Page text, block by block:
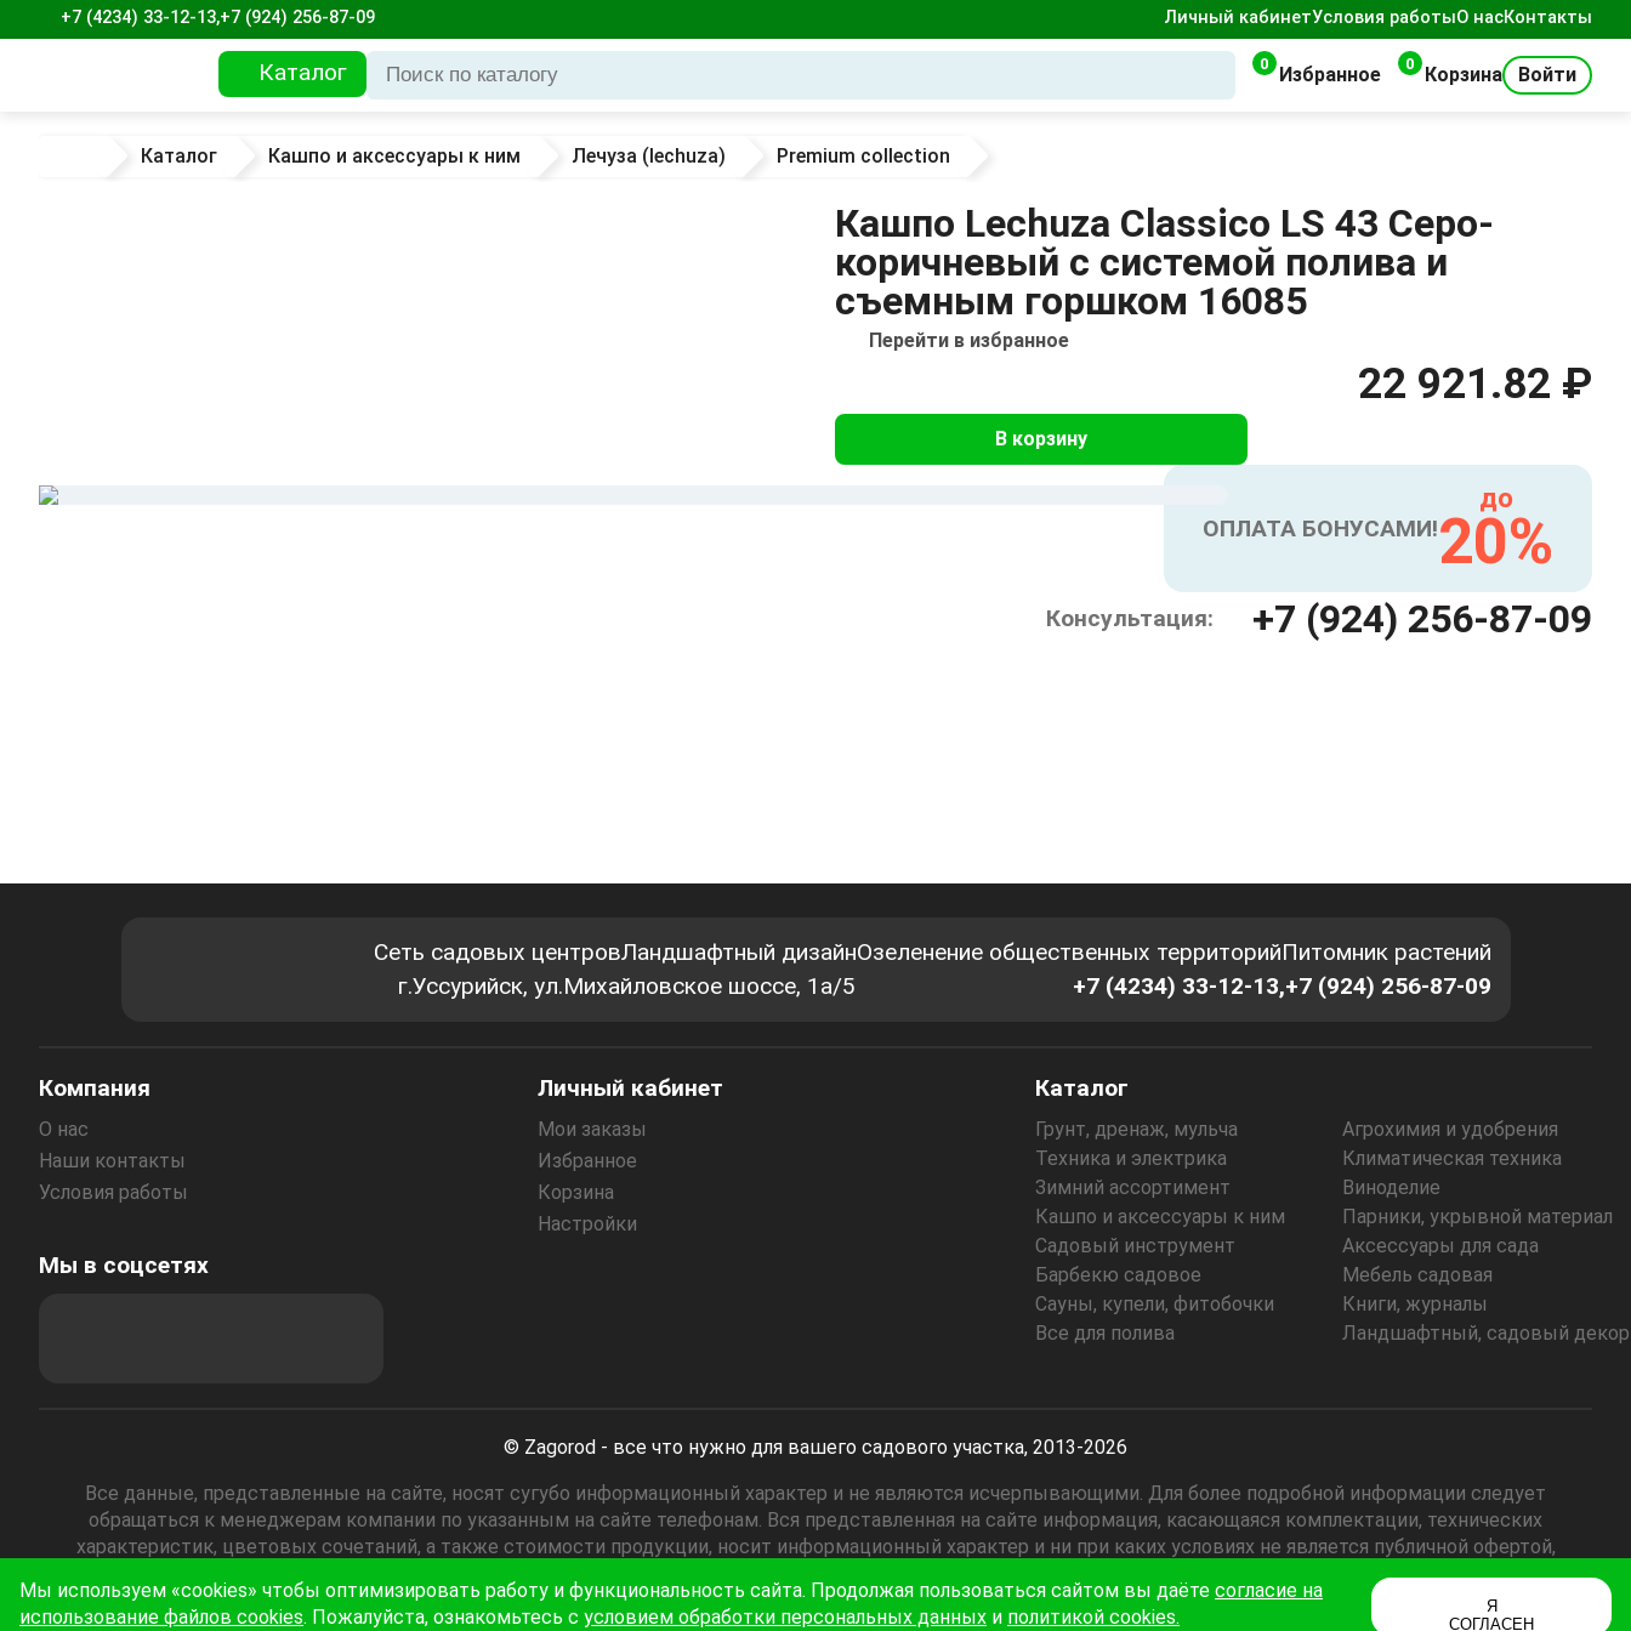
+7 (4234) 33-12-13,+7 (924) 256-87-09 Личный кабинетУсловия работыО насКонтакты
Каталог 0 Избранное 0 Корзина Войти
Каталог Кашпо и аксессуары к ним Лечуза (lechuza) Premium collection
Кашпо Lechuza Classico LS 43 Серо-
коричневый с системой полива и
съемным горшком 16085
Перейти в избранное
22 921.82 ₽
В корзину
ОПЛАТА БОНУСАМИ!
до
20%
Консультация: +7 (924) 256-87-09
Сеть садовых центровЛандшафтный дизайнОзеленение общественных территорийПитомник растений
г.Уссурийск, ул.Михайловское шоссе, 1а/5
+7 (4234) 33-12-13,+7 (924) 256-87-09
Компания
О нас
Наши контакты
Условия работы
Личный кабинет
Мои заказы
Избранное
Корзина
Настройки
Мы в соцсетях
Каталог
Грунт, дренаж, мульча
Агрохимия и удобрения
Техника и электрика
Климатическая техника
Зимний ассортимент
Виноделие
Кашпо и аксессуары к ним
Парники, укрывной материал
Садовый инструмент
Аксессуары для сада
Барбекю садовое
Мебель садовая
Сауны, купели, фитобочки
Книги, журналы
Все для полива
Ландшафтный, садовый декор
© Zagorod - все что нужно для вашего садового участка, 2013-2026
Все данные, представленные на сайте, носят сугубо информационный характер и не являются исчерпывающими. Для более подробной информации следует
обращаться к менеджерам компании по указанным на сайте телефонам. Вся представленная на сайте информация, касающаяся комплектации, технических
характеристик, цветовых сочетаний, а также стоимости продукции, носит информационный характер и ни при каких условиях не является публичной офертой,
определяемой положениями пункта 2 статьи 437 Гражданского Кодекса Российской Федерации. Указанные цены являются рекомендованными и могут отличаться
от действительных цен.
Мы используем «cookies» чтобы оптимизировать работу и функциональность сайта. Продолжая пользоваться сайтом вы даёте согласие на
использование файлов cookies. Пожалуйста, ознакомьтесь с условием обработки персональных данных и политикой cookies.
Я
СОГЛАСЕН